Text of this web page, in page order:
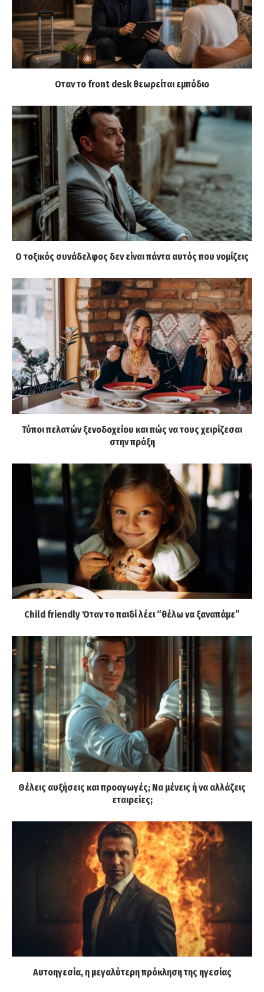
Οταν το front desk θεωρείται εμπόδιο
Ο τοξικός συνάδελφος δεν είναι πάντα αυτός που νομίζεις
Τύποι πελατών ξενοδοχείου και πώς να τους χειρίζεσαι
στην πράξη
Child friendly Όταν το παιδί λέει “θέλω να ξαναπάμε”
Θέλεις αυξήσεις και προαγωγές; Να μένεις ή να αλλάζεις
εταιρείες;
Αυτοηγεσία, η μεγαλύτερη πρόκληση της ηγεσίας